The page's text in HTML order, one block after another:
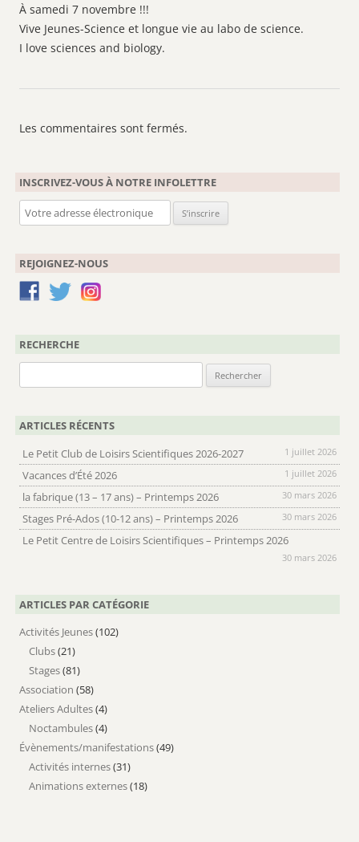
À samedi 7 novembre !!!
Vive Jeunes-Science et longue vie au labo de science.
I love sciences and biology.
Les commentaires sont fermés.
INSCRIVEZ-VOUS À NOTRE INFOLETTRE
REJOIGNEZ-NOUS
RECHERCHE
ARTICLES RÉCENTS
Le Petit Club de Loisirs Scientifiques 2026-2027
1 juillet 2026
Vacances d’Été 2026 1 juillet 2026
la fabrique (13 – 17 ans) – Printemps 2026 30 mars 2026
Stages Pré-Ados (10-12 ans) – Printemps 2026 30 mars 2026
Le Petit Centre de Loisirs Scientifiques – Printemps 2026
30 mars 2026
ARTICLES PAR CATÉGORIE
Activités Jeunes(102)
Clubs(21)
Stages(81)
Association (58)
Ateliers Adultes(4)
Noctambules(4)
Évènements/manifestations(49)
Activités internes(31)
Animations externes(18)